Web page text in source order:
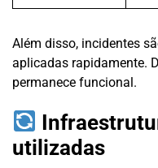
Além disso, incidentes
aplicadas rapidamente.
permanece funcional.
utilizadas